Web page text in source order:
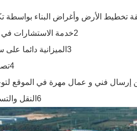
2خدمة الاستشارات في بناء الهياكل الفولاذية
3الميزانية دائما على سطح السفينة لعملائنا
4تصنيع دقيق، بدقة كبيرة
6النقل والتسليم حسب احتياجاتك